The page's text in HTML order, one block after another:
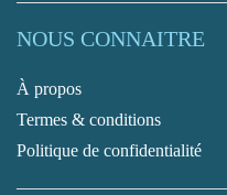
NOUS CONNAITRE
À propos
Termes & conditions
Politique de confidentialité